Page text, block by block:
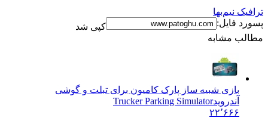
ترافیک نیم‌بها
پسورد فایل:
کپی شد
مطالب مشابه
بازی شبیه ساز پارک کامیون برای تبلت و گوشی
آندرویدTrucker Parking Simulator
۲۲٬۶۶۶